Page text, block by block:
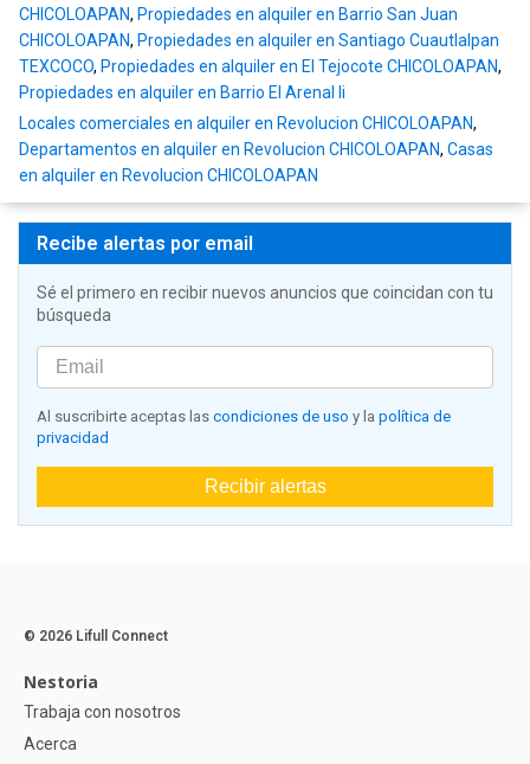
CHICOLOAPAN, Propiedades en alquiler en Barrio San Juan
CHICOLOAPAN, Propiedades en alquiler en Santiago Cuautlalpan
TEXCOCO, Propiedades en alquiler en El Tejocote CHICOLOAPAN,
Propiedades en alquiler en Barrio El Arenal Ii
Locales comerciales en alquiler en Revolucion CHICOLOAPAN,
Departamentos en alquiler en Revolucion CHICOLOAPAN, Casas
en alquiler en Revolucion CHICOLOAPAN
Recibe alertas por email
Sé el primero en recibir nuevos anuncios que coincidan con tu
búsqueda
Al suscribirte aceptas las condiciones de uso y la política de
privacidad
Recibir alertas
© 2026 Lifull Connect
Nestoria
Trabaja con nosotros
Acerca